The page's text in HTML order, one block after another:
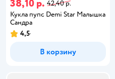
38,10 р. 42,40 р.
Кукла пупс Demi Star Малышка
Сандра
4,5
В корзину